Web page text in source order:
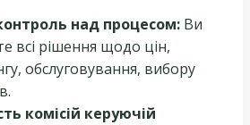
над процесом: Ви
всі рішення щодо цін,
обслуговування, вибору
комісій керуючій